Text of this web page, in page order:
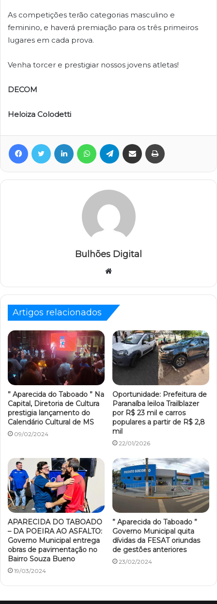
As competições terão categorias masculino e
feminino, e haverá premiação para os três primeiros
lugares em cada prova.
Venha torcer e prestigiar nossos jovens atletas!
DECOM
Heloiza Colodetti
FacebookTwitter Linkedin WhatsAppTelegramCompartilhar via e-mail
Bulhões Digital
Website
Artigos relacionados
” Aparecida do Taboado ” Na
Capital, Diretoria de Cultura
prestigia lançamento do
Calendário Cultural de MS
09/02/2024
Oportunidade: Prefeitura de
Paranaíba leiloa Trailblazer
por R$ 23 mil e carros
populares a partir de R$ 2,8
mil
22/01/2026
APARECIDA DO TABOADO
– DA POEIRA AO ASFALTO:
Governo Municipal entrega
obras de pavimentação no
Bairro Souza Bueno
19/03/2024
” Aparecida do Taboado ”
Governo Municipal quita
dívidas da FESAT oriundas
de gestões anteriores
23/02/2024